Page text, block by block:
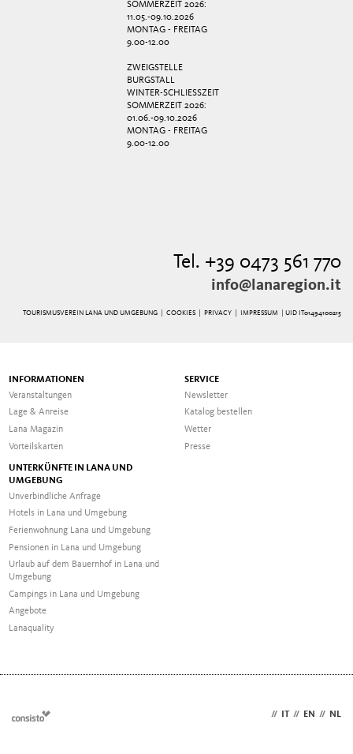
SOMMERZEIT 2026:
11.05.-09.10.2026
MONTAG - FREITAG
9.00-12.00
ZWEIGSTELLE
BURGSTALL
WINTER-SCHLIESSZEIT
SOMMERZEIT 2026:
01.06.-09.10.2026
MONTAG - FREITAG
9.00-12.00
Tel. +39 0473 561 770
info@lanaregion.it
TOURISMUSVEREIN LANA UND UMGEBUNG | COOKIES| PRIVACY| IMPRESSUM | UID IT01494100215
INFORMATIONEN
Veranstaltungen
Lage & Anreise
Lana Magazin
Vorteilskarten
SERVICE
Newsletter
Katalog bestellen
Wetter
Presse
UNTERKÜNFTE IN LANA UND
UMGEBUNG
Unverbindliche Anfrage
Hotels in Lana und Umgebung
Ferienwohnung Lana und Umgebung
Pensionen in Lana und Umgebung
Urlaub auf dem Bauernhof in Lana und
Umgebung
Campings in Lana und Umgebung
Angebote
Lanaquality
// // EN // NL